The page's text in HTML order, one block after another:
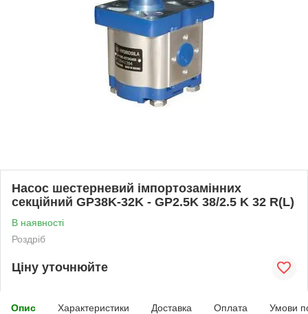
Насос шестерневий імпортозамінних
секційний GP38K-32K - GP2.5K 38/2.5 K 32 R(L)
В наявності
Роздріб
Ціну уточнюйте
Опис Характеристики Доставка Оплата Умови